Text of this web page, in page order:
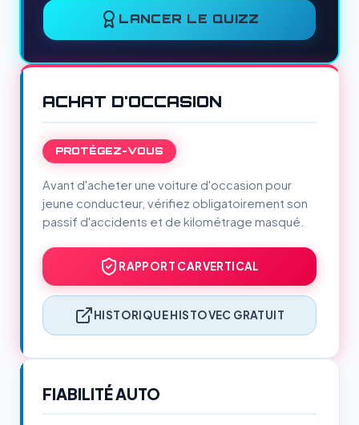
LANCER LE QUIZZ
ACHAT D'OCCASION
PROTÉGEZ-VOUS
Avant d'acheter une voiture d'occasion pour
jeune conducteur, vérifiez obligatoirement son
passif d'accidents et de kilométrage masqué.
RAPPORT CARVERTICAL
HISTORIQUE HISTOVEC GRATUIT
FIABILITÉ AUTO